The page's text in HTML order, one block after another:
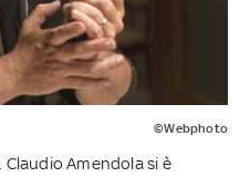
©Webphoto
. Claudio Amendola si è